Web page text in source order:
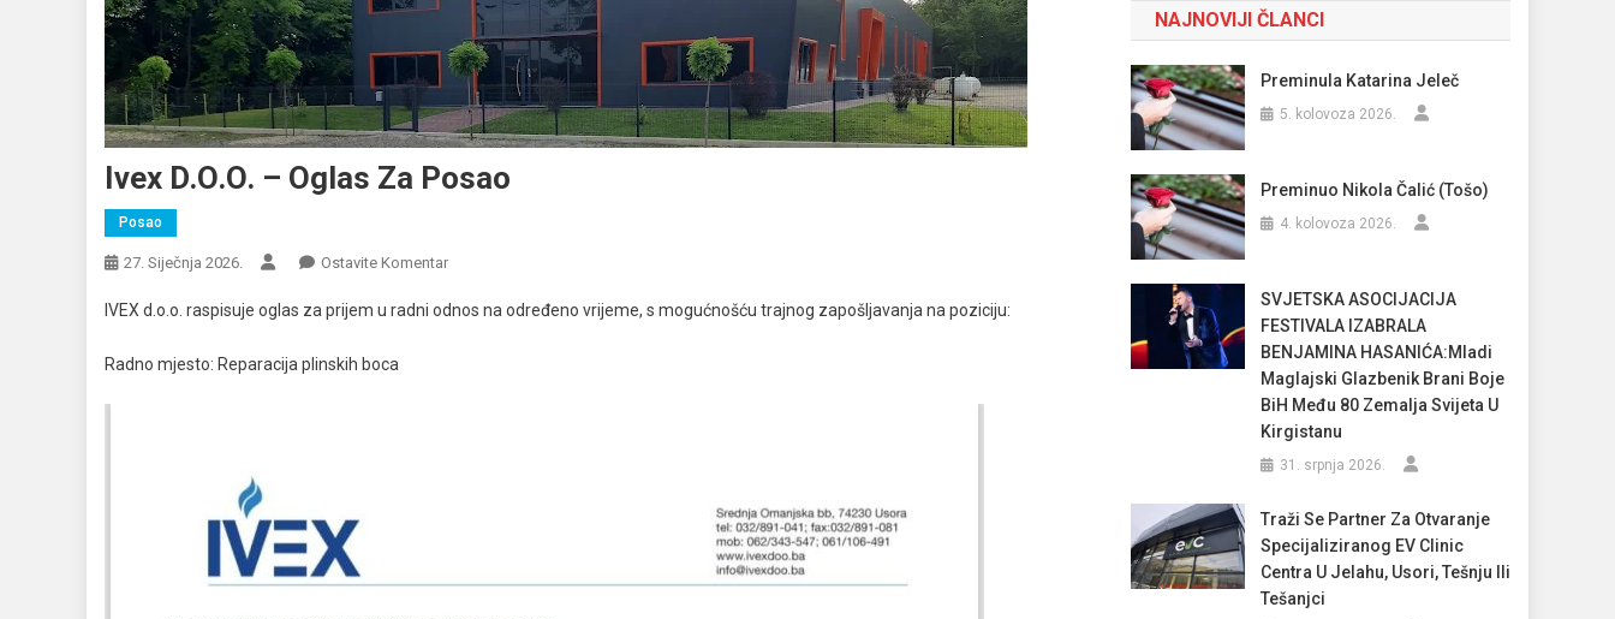
Ivex D.o.o. – Oglas Za Posao
Posao
27. Siječnja 2026. Ostavite KomentarNa
D.o.o.
IVEX d.o.o. raspisuje oglas za prijem u radni odnos na određeno vrijeme, s mogućnošću trajnog zapošljavanja na poziciju:
Radno mjesto: Reparacija plinskih boca
NAJNOVIJI ČLANCI
Preminula Katarina Jeleč
5. kolovoza 2026.
Preminuo Nikola Čalić (Tošo)
4. kolovoza 2026.
SVJETSKA ASOCIJACIJA
FESTIVALA IZABRALA
BENJAMINA HASANIĆA:Mladi
Maglajski Glazbenik Brani Boje
BiH Među 80 Zemalja Svijeta U
Kirgistanu
31. srpnja 2026.
Traži Se Partner Za Otvaranje
Specijaliziranog EV Clinic
Centra U Jelahu, Usori, Tešnju Ili
Tešanjci